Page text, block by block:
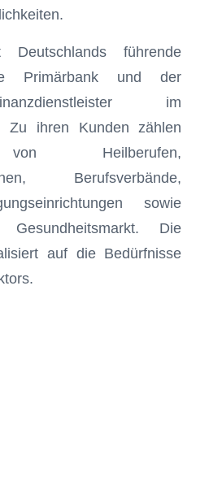
führende
Primärbank und der
im
Zu ihren Kunden zählen
Heilberufen,
Berufsverbände,
sowie
Die
auf die Bedürfnisse